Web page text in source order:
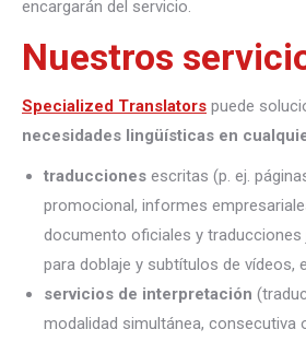
encargarán del servicio.
Nuestros
Specialized Translators puede
necesidades lingüísticas en
traducciones escritas (p. ej.
promocional, informes
documento oficiales y traducciones
para doblaje y subtítulos de vídeos,
servicios de interpretación
modalidad simultánea, consecutiva